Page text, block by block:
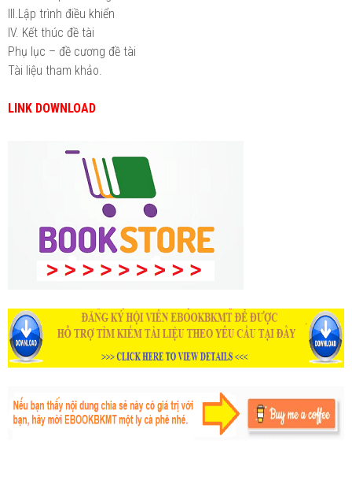
III.Lập trình điều khiển
IV. Kết thúc đề tài
Phụ lục – đề cương đề tài
Tài liệu tham khảo.
LINK DOWNLOAD